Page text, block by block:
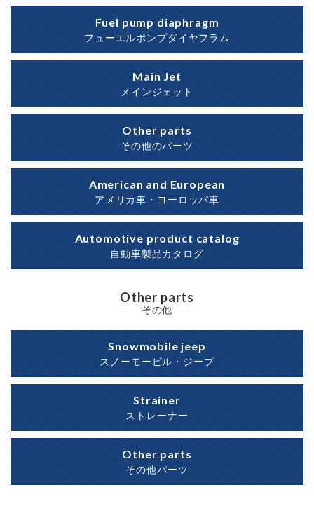
Fuel pump diaphragm
フューエルポンプダイヤフラム
Main Jet
メインジェット
Other parts
その他のパーツ
American and European
アメリカ車・ヨーロッパ車
Automotive product catalog
自動車製品カタログ
Other parts
その他
Snowmobile jeep
スノーモービル・ジープ
Strainer
ストレーナー
Other parts
その他パーツ